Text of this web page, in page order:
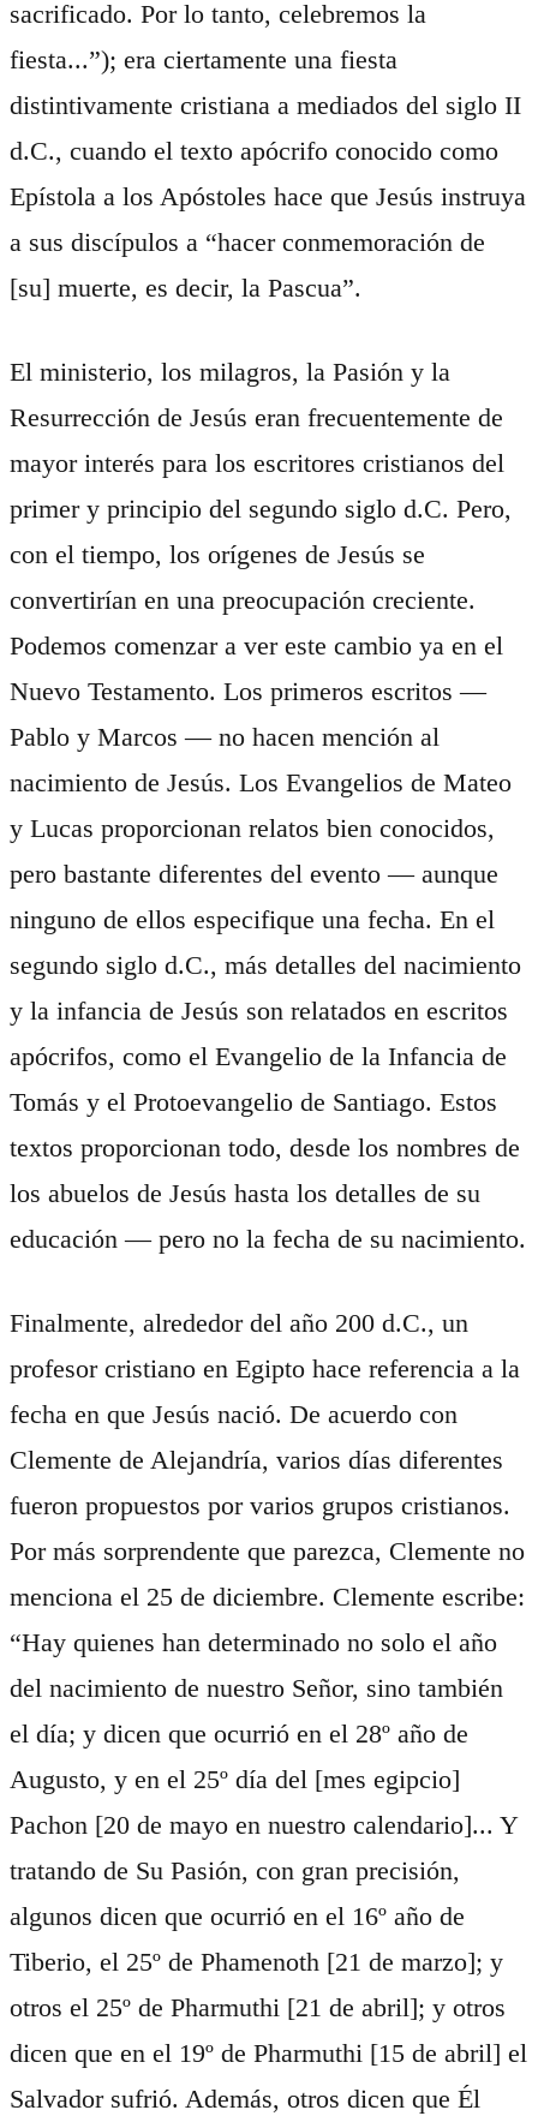
sacrificado. Por lo tanto, celebremos la
fiesta...”); era ciertamente una fiesta
distintivamente cristiana a mediados del siglo II
d.C., cuando el texto apócrifo conocido como
Epístola a los Apóstoles hace que Jesús instruya
a sus discípulos a “hacer conmemoración de
[su] muerte, es decir, la Pascua”.
El ministerio, los milagros, la Pasión y la
Resurrección de Jesús eran frecuentemente de
mayor interés para los escritores cristianos del
primer y principio del segundo siglo d.C. Pero,
con el tiempo, los orígenes de Jesús se
convertirían en una preocupación creciente.
Podemos comenzar a ver este cambio ya en el
Nuevo Testamento. Los primeros escritos —
Pablo y Marcos — no hacen mención al
nacimiento de Jesús. Los Evangelios de Mateo
y Lucas proporcionan relatos bien conocidos,
pero bastante diferentes del evento — aunque
ninguno de ellos especifique una fecha. En el
segundo siglo d.C., más detalles del nacimiento
y la infancia de Jesús son relatados en escritos
apócrifos, como el Evangelio de la Infancia de
Tomás y el Protoevangelio de Santiago. Estos
textos proporcionan todo, desde los nombres de
los abuelos de Jesús hasta los detalles de su
educación — pero no la fecha de su nacimiento.
Finalmente, alrededor del año 200 d.C., un
profesor cristiano en Egipto hace referencia a la
fecha en que Jesús nació. De acuerdo con
Clemente de Alejandría, varios días diferentes
fueron propuestos por varios grupos cristianos.
Por más sorprendente que parezca, Clemente no
menciona el 25 de diciembre. Clemente escribe:
“Hay quienes han determinado no solo el año
del nacimiento de nuestro Señor, sino también
el día; y dicen que ocurrió en el 28º año de
Augusto, y en el 25º día del [mes egipcio]
Pachon [20 de mayo en nuestro calendario]... Y
tratando de Su Pasión, con gran precisión,
algunos dicen que ocurrió en el 16º año de
Tiberio, el 25º de Phamenoth [21 de marzo]; y
otros el 25º de Pharmuthi [21 de abril]; y otros
dicen que en el 19º de Pharmuthi [15 de abril] el
Salvador sufrió. Además, otros dicen que Él